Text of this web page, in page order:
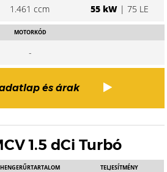
1.461 ccm 55 kW| 75 LE
MOTORKÓD
-
és árak
1.5 dCi Turbó
HENGERŰRTARTALOM TELJESÍTMÉNY